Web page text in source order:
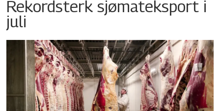
Rekordsterk sjømateksport i
juli